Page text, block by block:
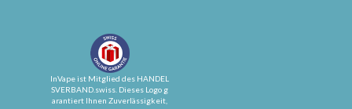
InVape ist Mitglied des HANDEL
SVERBAND.swiss. Dieses Logo g
arantiert Ihnen Zuverlässigkeit,